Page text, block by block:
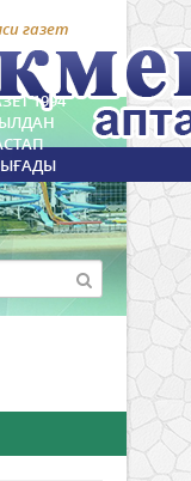
газет
1994